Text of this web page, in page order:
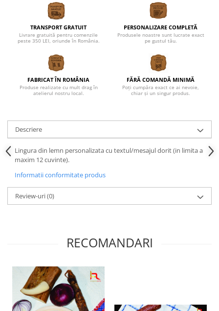
Decoratiuni Craciun
Pachete cadou Craciun
Paste
Valentines Day
Cadouri indragostiti
1-8 Martie
Magneti personalizati
Bucataria LemnoRed
Tocatoare si ustensile
Cutii pentru vin
Suporturi pahare
Diverse
Cutii aranjamente florale
TRANSPORT GRATUIT
Livrare gratuită pentru comenzile
peste 350 LEI, oriunde în România.
PERSONALIZARE COMPLETĂ
Produsele noastre sunt lucrate exact
pe gustul tău.
FABRICAT ÎN ROMÂNIA
Produse realizate cu mult drag în
atelierul nostru local.
FĂRĂ COMANDĂ MINIMĂ
Poți cumpăra exact ce ai nevoie,
chiar și un singur produs.
Descriere
Lingura din lemn personalizata cu textul/mesajul dorit (in limita a
maxim 12 cuvinte).
Informatii conformitate produs
Review-uri(0)
RECOMANDARI